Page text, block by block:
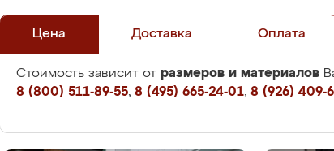
Цена Доставка Оплата
Стоимость зависит от размеров и материалов
8 (800) 511-89-55, 8 (495) 665-24-01, 8 (926) 409-